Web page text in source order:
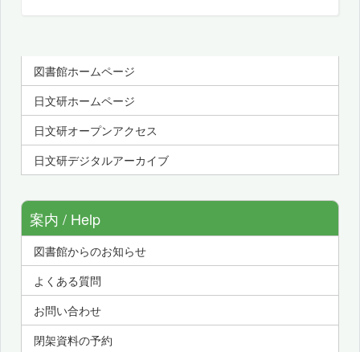
図書館ホームページ
日文研ホームページ
日文研オープンアクセス
日文研デジタルアーカイブ
案内 / Help
図書館からのお知らせ
よくある質問
お問い合わせ
閉架資料の予約